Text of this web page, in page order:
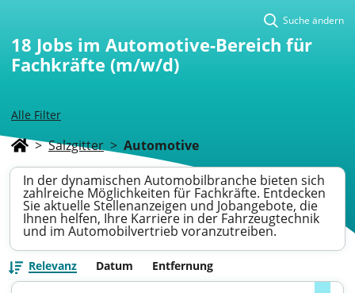
Alle Filter
Suche ändern
18 Jobs im Automotive-Bereich für
Fachkräfte (m/w/d)
> Salzgitter > Automotive
In der dynamischen Automobilbranche bieten sich
zahlreiche Möglichkeiten für Fachkräfte. Entdecken
Sie aktuelle Stellenanzeigen und Jobangebote, die
Ihnen helfen, Ihre Karriere in der Fahrzeugtechnik
und im Automobilvertrieb voranzutreiben.
Relevanz Datum Entfernung